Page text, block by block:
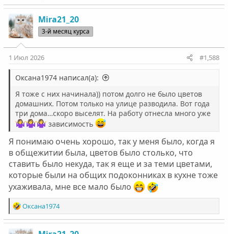
Mira21_20
3-й месяц курса
1 Июл 2026 #1,588
Оксана1974 написал(а):
Я тоже с них начинала)) потом долго не было цветов
домашних. Потом только на улице разводила. Вот года
три дома…скоро выселят. На работу отнесла много уже
зависимость
Я понимаю очень хорошо, так у меня было, когда я
в общежитии была, цветов было столько, что
ставить было некуда, так я еще и за теми цветами,
которые были на общих подоконниках в кухне тоже
ухаживала, мне все мало было
Р
е
а
Оксана1974